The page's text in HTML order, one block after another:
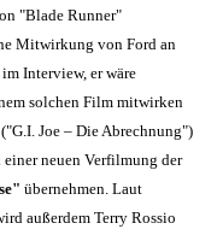
"Blade Runner"
Mitwirkung von Ford an
Interview, er wäre
solchen Film mitwirken
Joe – Die Abrechnung")
neuen Verfilmung der
übernehmen. Laut
außerdem Terry Rossio